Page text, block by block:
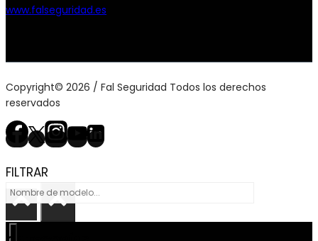
www.falseguridad.es
Copyright© 2026 / Fal Seguridad Todos los derechos
reservados
FILTRAR